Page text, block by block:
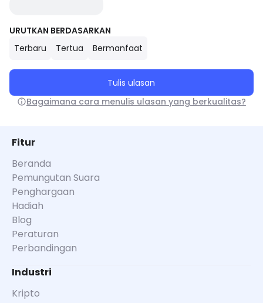
URUTKAN BERDASARKAN
Terbaru
Tertua Bermanfaat
Tulis ulasan
Bagaimana cara menulis ulasan yang berkualitas?
Fitur
Beranda
Pemungutan Suara
Penghargaan
Hadiah
Blog
Peraturan
Perbandingan
Industri
Kripto